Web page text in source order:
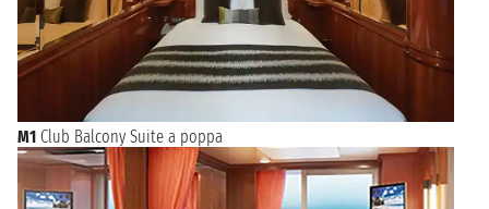
M1 Club Balcony Suite a poppa